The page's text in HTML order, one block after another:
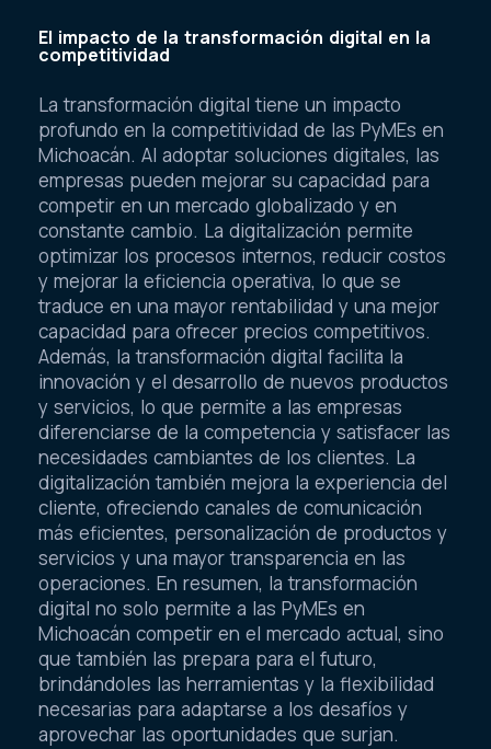
El impacto de la transformación digital en la
competitividad
La transformación digital tiene un impacto
profundo en la competitividad de las PyMEs en
Michoacán. Al adoptar soluciones digitales, las
empresas pueden mejorar su capacidad para
competir en un mercado globalizado y en
constante cambio. La digitalización permite
optimizar los procesos internos, reducir costos
y mejorar la eficiencia operativa, lo que se
traduce en una mayor rentabilidad y una mejor
capacidad para ofrecer precios competitivos.
Además, la transformación digital facilita la
innovación y el desarrollo de nuevos productos
y servicios, lo que permite a las empresas
diferenciarse de la competencia y satisfacer las
necesidades cambiantes de los clientes. La
digitalización también mejora la experiencia del
cliente, ofreciendo canales de comunicación
más eficientes, personalización de productos y
servicios y una mayor transparencia en las
operaciones. En resumen, la transformación
digital no solo permite a las PyMEs en
Michoacán competir en el mercado actual, sino
que también las prepara para el futuro,
brindándoles las herramientas y la flexibilidad
necesarias para adaptarse a los desafíos y
aprovechar las oportunidades que surjan.